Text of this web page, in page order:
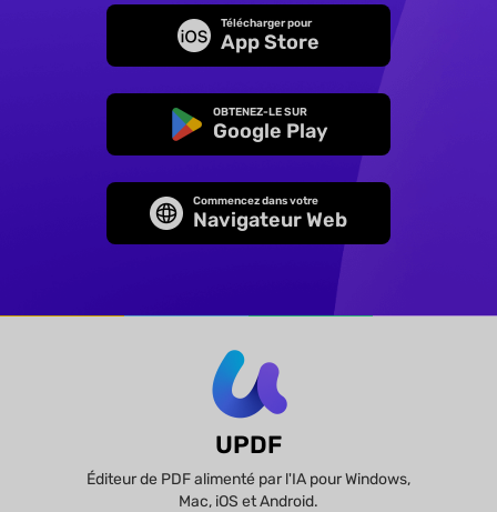
Télécharger pour
App Store
OBTENEZ-LE SUR
Google Play
Commencez dans votre
Navigateur Web
UPDF
Éditeur de PDF alimenté par l'IA pour Windows,
Mac, iOS et Android.